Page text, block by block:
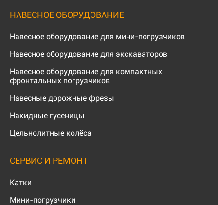
НАВЕСНОЕ ОБОРУДОВАНИЕ
Навесное оборудование для мини-погрузчиков
Навесное оборудование для экскаваторов
Навесное оборудование для компактных
фронтальных погрузчиков
Навесные дорожные фрезы
Накидные гусеницы
Цельнолитные колёса
СЕРВИС И РЕМОНТ
Катки
Мини-погрузчики